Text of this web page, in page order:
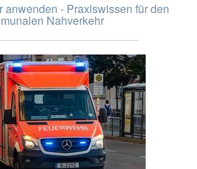
anwenden - Praxiswissen für den
Nahverkehr